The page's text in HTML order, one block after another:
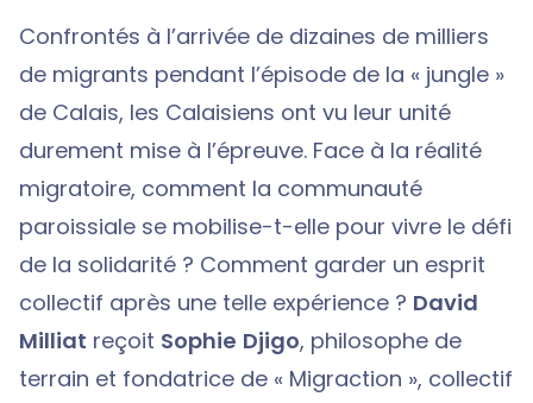
Confrontés à l’arrivée de dizaines de milliers
de migrants pendant l’épisode de la « jungle »
de Calais, les Calaisiens ont vu leur unité
durement mise à l’épreuve. Face à la réalité
migratoire, comment la communauté
paroissiale se mobilise-t-elle pour vivre le défi
de la solidarité ? Comment garder un esprit
collectif après une telle expérience ? David
Milliat reçoit Sophie Djigo, philosophe de
terrain et fondatrice de « Migraction », collectif